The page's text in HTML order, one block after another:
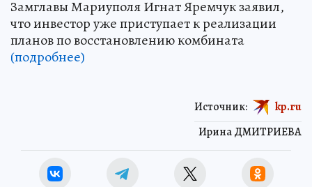
Замглавы Мариуполя Игнат Яремчук заявил,
что инвестор уже приступает к реализации
планов по восстановлению комбината
(подробнее)
Ирина ДМИТРИЕВА
Источник: kp.ru